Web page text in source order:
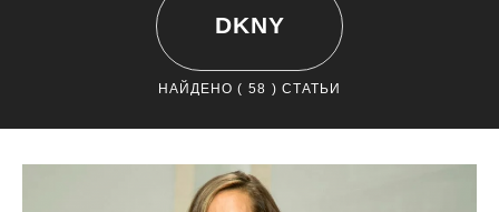
DKNY
НАЙДЕНО ( 58 ) СТАТЬИ